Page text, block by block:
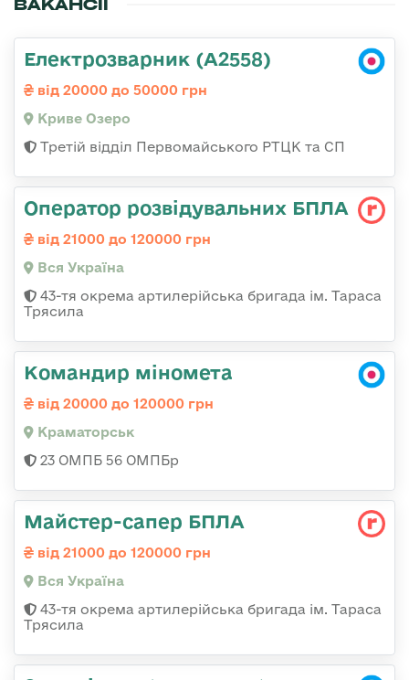
ВАКАНСІЇ
Електрозварник (А2558)
від 20000 до 50000 грн
Криве Озеро
Третій відділ Первомайського РТЦК та СП
Оператор розвідувальних БПЛА
від 21000 до 120000 грн
Вся Україна
43-тя окрема артилерійська бригада ім. Тараса
Трясила
Командир міномета
від 20000 до 120000 грн
Краматорськ
23 ОМПБ 56 ОМПБр
Майстер-сапер БПЛА
від 21000 до 120000 грн
Вся Україна
43-тя окрема артилерійська бригада ім. Тараса
Трясила